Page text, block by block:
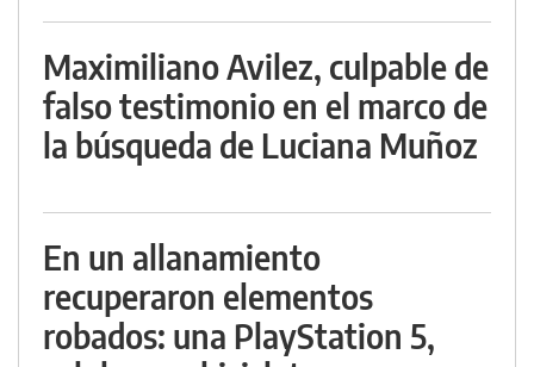
Maximiliano Avilez, culpable de
falso testimonio en el marco de
la búsqueda de Luciana Muñoz
En un allanamiento
recuperaron elementos
robados: una PlayStation 5,